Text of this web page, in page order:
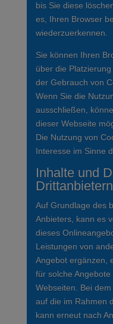
bis Sie diese
es, Ihren Browser
wiederzuerkennen.
Sie können Ihren
über die
der Gebrauch von
Wenn Sie die
ausschließen,
dieser Webseite
Die Nutzung von
Interesse im Sinne
Inhalte und
Drittanbietern
Auf Grundlage des
Anbieters, kann es
dieses
Leistungen von
Angebot ergänzen,
für solche
Webseiten. Bei
auf die im Rahmen
kann erneut nach